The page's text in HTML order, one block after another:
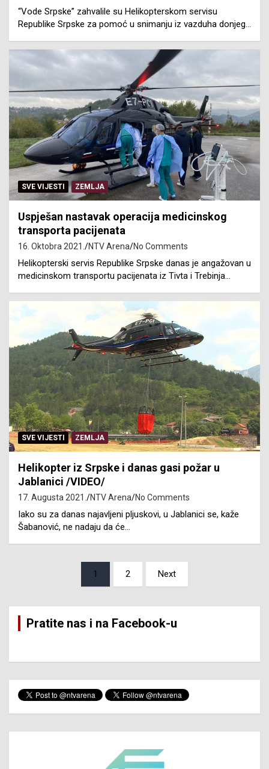
“Vode Srpske” zahvalile su Helikopterskom servisu
Republike Srpske za pomoć u snimanju iz vazduha donjeg…
SVE VIJESTI ZEMLJA
Uspješan nastavak operacija medicinskog
transporta pacijenata
16. Oktobra 2021. NTV Arena No Comments
Helikopterski servis Republike Srpske danas je angažovan u
medicinskom transportu pacijenata iz Tivta i Trebinja…
SVE VIJESTI ZEMLJA
Helikopter iz Srpske i danas gasi požar u
Jablanici /VIDEO/
17. Augusta 2021. NTV Arena No Comments
Iako su za danas najavljeni pljuskovi, u Jablanici se, kaže
Šabanović, ne nadaju da će…
1 2 Next
Pratite nas i na Facebook-u